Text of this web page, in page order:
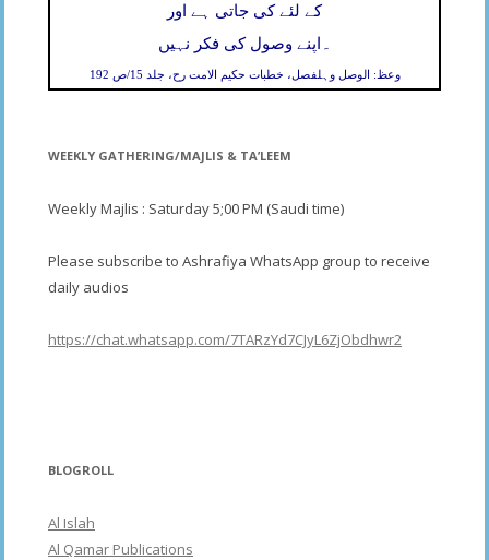
کے لئے کی جاتی ہے اور
اپنے وصول کی فکر نہیں ۔
وعظ: الوصل وہلفصل، خطبات حکیم الامت رح، جلد 15/ص 192
WEEKLY GATHERING/MAJLIS & TA’LEEM
Weekly Majlis : Saturday 5;00 PM (Saudi time)
Please subscribe to Ashrafiya WhatsApp group to receive
daily audios
https://chat.whatsapp.com/7TARzYd7CJyL6ZjObdhwr2
BLOGROLL
Al Islah
Al Qamar Publications